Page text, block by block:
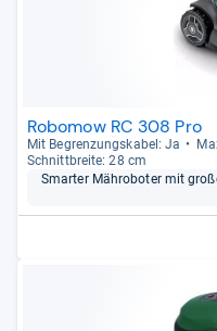
Robomow RC 308 Pro
Mit Begren­zungs­ka­bel: Ja
Schnitt­breite: 28 cm
Smar­ter Mähro­bo­ter mit